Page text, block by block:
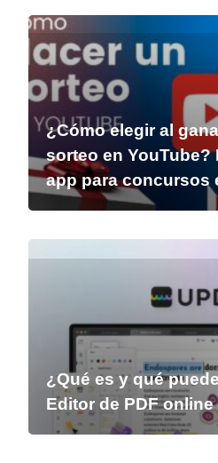
¿Cómo elegir al
sorteo en YouTube?
app para concursos
¿Qué es y qué
Editor de PDF online